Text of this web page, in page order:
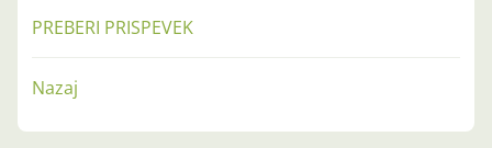
PREBERI PRISPEVEK
Nazaj